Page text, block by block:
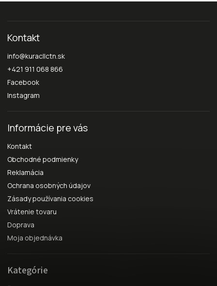
Kontakt
info@kuracllctn.sk
+421 911 068 866
Facebook
Instagram
Informácie pre vás
Kontakt
Obchodné podmienky
Reklamácia
Ochrana osobných údajov
Zásady používania cookies
Vrátenie tovaru
Doprava
Moja objednávka
Kategórie